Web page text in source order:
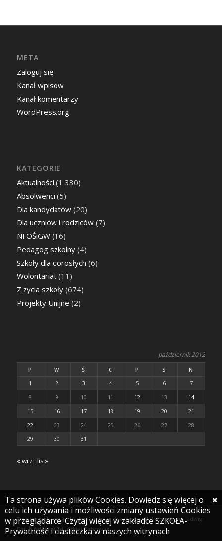
META
Zaloguj się
Kanał wpisów
Kanał komentarzy
WordPress.org
KATEGORIE
Aktualności (1 330)
Absolwenci (5)
Dla kandydatów(20)
Dla uczniów i rodziców(7)
NFOŚiGW(16)
Pedagog szkolny(4)
Szkoły dla dorosłych (6)
Wolontariat(11)
Z życia szkoły(674)
Projekty Unijne (2)
październik 2012
P W Ś C P S
N
1
2 3 4 5 6
7
8
9 10 11 12 13
14
15
16 17 18 19 20
21
22
23 24 25 26 27
28
29
30 31
« wrz lis »
© Copyright - Zespół Szkół Centrum Kształcenia Rolniczego im. Jadwigi
Dziubińskiej w Zduńskiej Dąbrowie
Ta strona używa plików Cookies. Dowiedz się więcej o
celu ich używania i możliwości zmiany ustawień Cookies
w przeglądarce. Czytaj więcej w zakładce SZKOŁA-
Prywatność i ciasteczka w naszych witrynach